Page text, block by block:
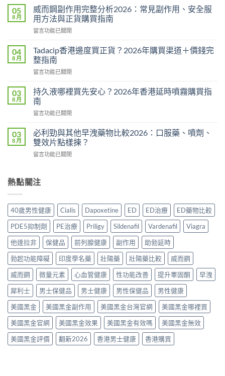
馬
糖
Hamer
效
真
相：
用
是
心
作
2026
香
港
實
測
價〉
中
05
8 月
威而鋼副作用完整分析2026：常見副作用、安全服
用方法與正貨購買指南
在
而
鋼
副
作
完
整
分
析
常
見
作
全
方
法
與
正
貨
購
買
指
南〉
中
留言功能已關閉
04
8 月
Tadacip香港邊度買正貨？2026年購買渠道＋價錢完
整指南
在
香
港
邊
度
正
貨？
2026
年
渠
價
錢
完
整
指
南〉
中
留言功能已關閉
03
8 月
持久液哪裡買先安心？2026年香港延時噴霧購買指
南
在
久
液
哪
裡
安
年
香
港
延
時
噴
霧
購
指
南〉
中
留言功能已關閉
03
8 月
必利勁與其他早洩藥物比較2026：口服藥、噴劑、
雙效片點樣揀？
在
勁
與
他
早
洩
藥
物
比
較
2026：
服
藥、
噴
劑、
雙
效
片
點
留言功能已關閉
熱點關注
40歲男性健康 Cialis Dapoxetine ED ED治療
ED藥物比較
PDE5抑制劑
PE治療 Priligy Sildenafil Vardenafil
Viagra
他達拉非
保健品 前列腺健康 副作用
助勃延時
勃起功能障礙
印度學名藥 壯陽藥 壯陽藥比較
威而鋼
威而鋼
微量元素 心血管健康 性功能改善 提升睪固酮
早洩
犀利士
男士保健品 男士健康 男性保健品
男性健康
美國黑金
美國黑金副作用 美國黑金台灣官網
美國黑金哪裡買
美國黑金官網
美國黑金效果 美國黑金有效嗎
美國黑金無效
美國黑金評價
翻新2026 香港男士健康 香港購買